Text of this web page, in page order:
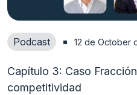
Podcast 12 de October
Capítulo 3: Caso
competitividad